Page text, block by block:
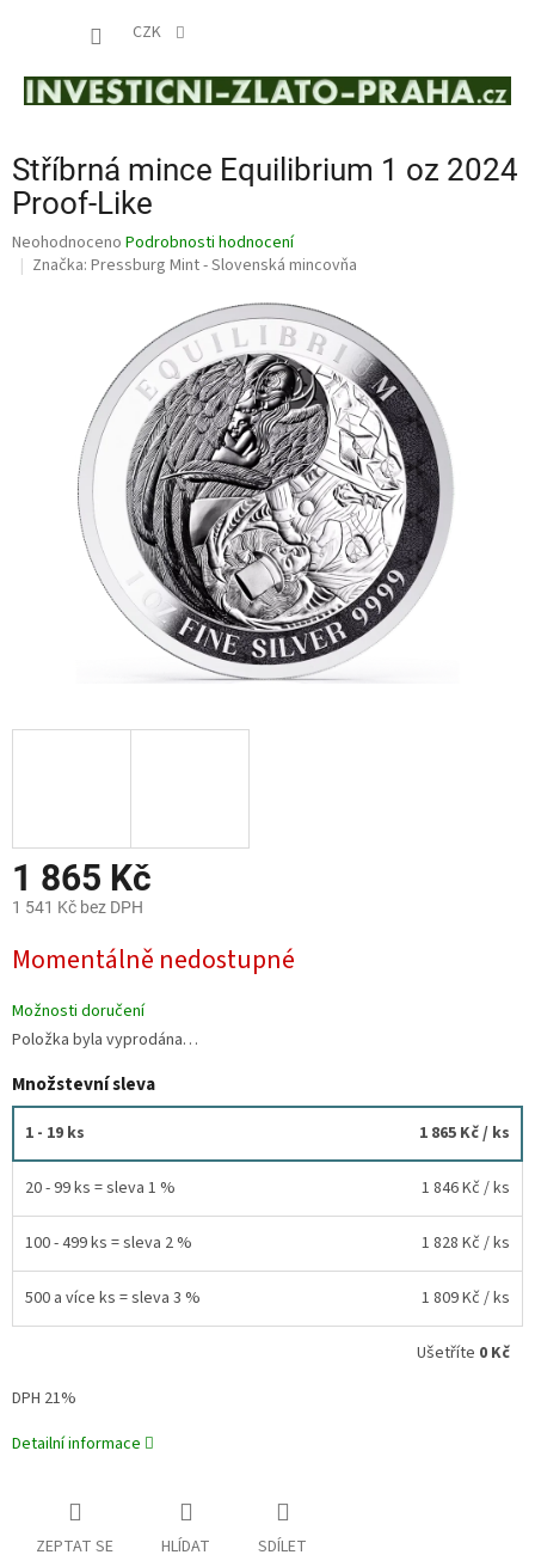
CZK
Stříbrná mince Equilibrium 1 oz 2024
Proof-Like
Průměrné
hodnocení
Neohodnoceno Podrobnosti hodnocení
Značka: Pressburg Mint - Slovenská mincovňa
1 865 Kč
1 541 Kč bez DPH
cena:
Momentálně nedostupné
Možnosti doručení
Položka byla vyprodána…
Množstevní sleva
1 - 19 ks 1 865 Kč/ ks
20 - 99 ks = sleva 1 % 1 846 Kč / ks
100 - 499 ks = sleva 2 % 1 828 Kč / ks
500 a více ks = sleva 3 % 1 809 Kč / ks
Ušetříte 0 Kč
DPH 21%
Detailní informace
ZEPTAT SE HLÍDAT SDÍLET